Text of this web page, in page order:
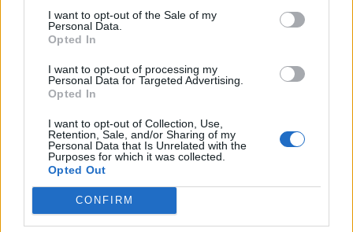
I want to opt-out of the Sale of my
Personal Data.
Opted In
I want to opt-out of processing my
Personal Data for Targeted Advertising.
Opted In
I want to opt-out of Collection, Use,
Retention, Sale, and/or Sharing of my
Personal Data that Is Unrelated with the
Purposes for which it was collected.
Opted Out
CONFIRM
VIDEO/Me këtë gol, a ia
rrezikon Talisca vendin në
sulm Vedat Muriqit?!
Ronela Hajati ‘shpërthen’
Të vjen turp t’i lexosh, jo
më t’i shkruash
të fundit
NATO synon furnizim urgjent
Ukrainën, ndërsa Rusia shton